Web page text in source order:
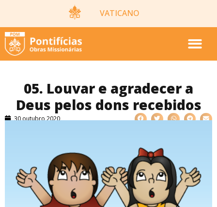
VATICANO
05. Louvar e agradecer a
Deus pelos dons recebidos
30 outubro 2020